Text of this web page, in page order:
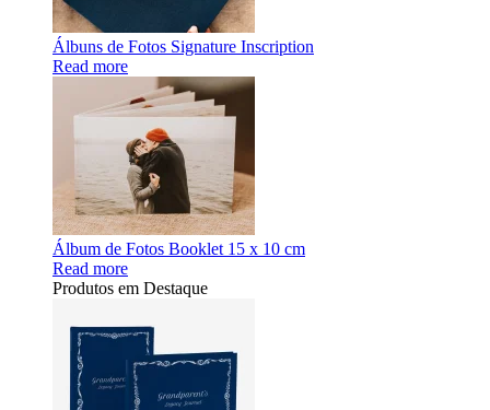
Álbuns de Fotos Signature Inscription
Read more
Álbum de Fotos Booklet 15 x 10 cm
Read more
Produtos em Destaque